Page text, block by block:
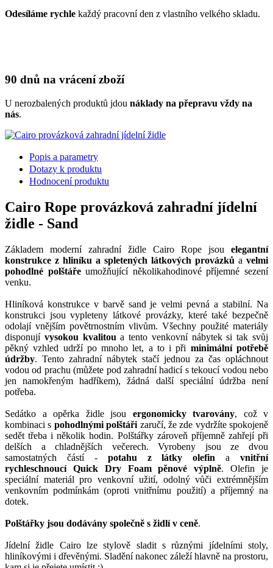
Odesíláme rychle každý pracovní den z vlastního velkého skladu.
90 dnů na vrácení zboží
U nerozbalených produktů jdou náklady na přepravu vždy na
nás.
Popis a parametry
Dotazy k produktu
Hodnocení produktu
Cairo Rope provázková zahradní jídelní
židle - Sand
Základem moderní zahradní židle Cairo Rope jsou elegantní
konstrukce z hliníku a spletených látkových provázků a velmi
pohodlné polštářeumožňující několikahodinové příjemné sezení
venku.
Hliníková konstrukce v barvě sand je velmi pevná a stabilní. Na
konstrukci jsou vypleteny látkové provázky, které také bezpečně
odolají vnějším povětrnostním vlivům. Všechny použité materiály
disponují vysokou kvalitou a tento venkovní nábytek si tak svůj
pěkný vzhled udrží po mnoho let, a to i při minimální potřebě
údržby. Tento zahradní nábytek stačí jednou za čas opláchnout
vodou od prachu (můžete pod zahradní hadicí s tekoucí vodou nebo
jen namokřeným hadříkem), žádná další speciální údržba není
potřeba.
Sedátko a opěrka židle jsou ergonomicky tvarovány, což v
kombinaci s pohodlnými polštáři zaručí, že zde vydržíte spokojeně
sedět třeba i několik hodin. Polštářky zároveň příjemně zahřejí při
delších a chladnějších večerech. Vyrobeny jsou ze dvou
samostatných částí - potahu z látky olefin a vnitřní
rychleschnoucí Quick Dry Foam pěnové výplně. Olefin je
speciální materiál pro venkovní užití, odolný vůči extrémnějším
venkovním podmínkám (oproti vnitřnímu použití) a příjemný na
dotek.
Polštářky jsou dodávány společně s židlí v ceně.
Jídelní židle Cairo lze stylově sladit s různými jídelními stoly,
hliníkovými i dřevěnými. Sladění nakonec záleží hlavně na prostoru,